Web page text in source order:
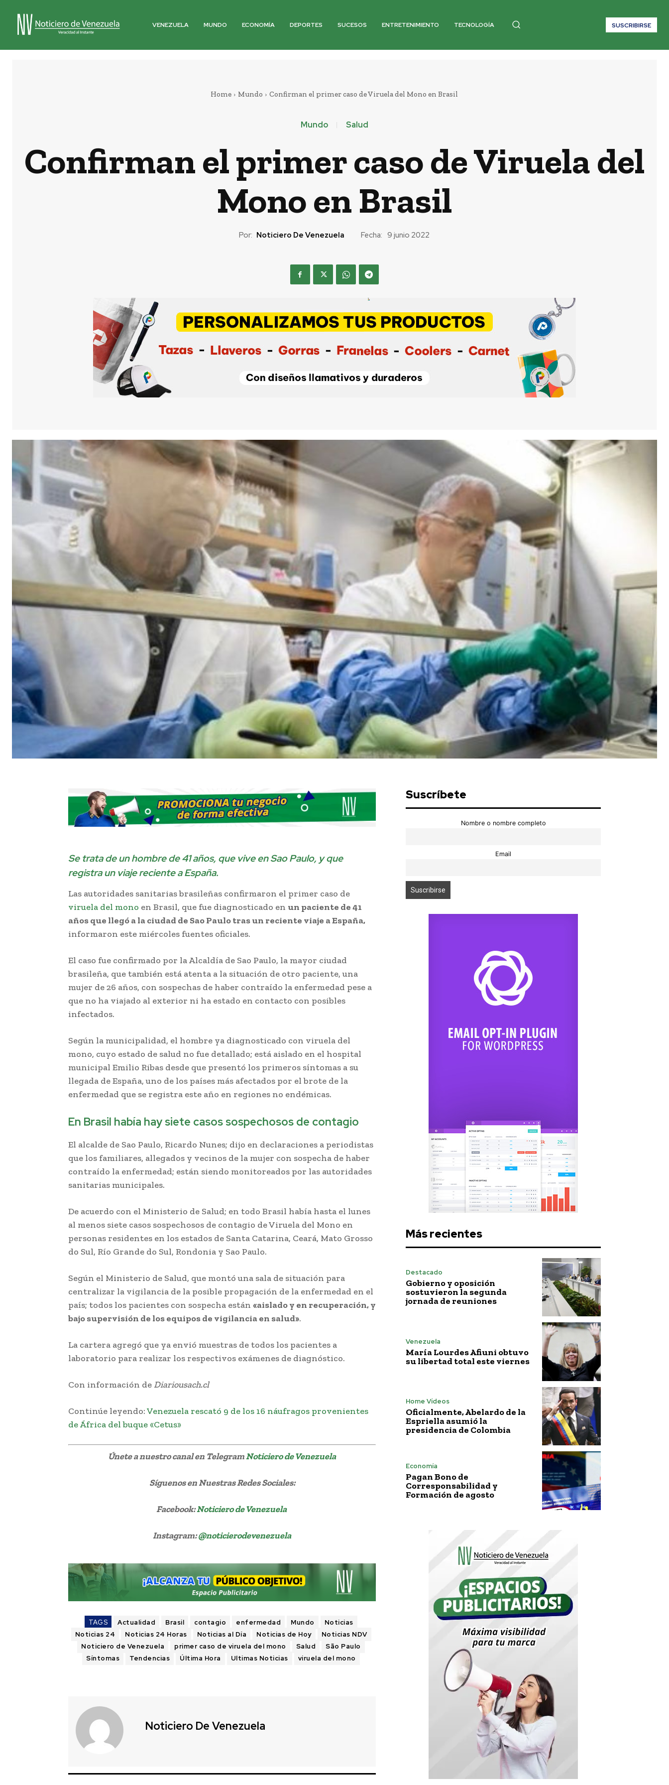
VENEZUELA MUNDO ECONOMÍA DEPORTES SUCESOS ENTRETENIMIENTO TECNOLOGÍA SUSCRIBIRSE
Home Mundo Confirman el primer caso de Viruela del Mono en Brasil
Mundo Salud
Confirman el primer caso de Viruela del
Mono en Brasil
Por: Noticiero De Venezuela Fecha: 9 junio 2022
Se trata de un hombre de 41 años, que vive en Sao Paulo, y que
registra un viaje reciente a España.
Las autoridades sanitarias brasileñas confirmaron el primer caso de
viruela del mono en Brasil, que fue diagnosticado en un paciente de 41
años que llegó a la ciudad de Sao Paulo tras un reciente viaje a España,
informaron este miércoles fuentes oficiales.
El caso fue confirmado por la Alcaldía de Sao Paulo, la mayor ciudad
brasileña, que también está atenta a la situación de otro paciente, una
mujer de 26 años, con sospechas de haber contraído la enfermedad pese a
que no ha viajado al exterior ni ha estado en contacto con posibles
infectados.
Según la municipalidad, el hombre ya diagnosticado con viruela del
mono, cuyo estado de salud no fue detallado; está aislado en el hospital
municipal Emilio Ribas desde que presentó los primeros síntomas a su
llegada de España, uno de los países más afectados por el brote de la
enfermedad que se registra este año en regiones no endémicas.
En Brasil había hay siete casos sospechosos de contagio
El alcalde de Sao Paulo, Ricardo Nunes; dijo en declaraciones a periodistas
que los familiares, allegados y vecinos de la mujer con sospecha de haber
contraído la enfermedad; están siendo monitoreados por las autoridades
sanitarias municipales.
De acuerdo con el Ministerio de Salud; en todo Brasil había hasta el lunes
al menos siete casos sospechosos de contagio de Viruela del Mono en
personas residentes en los estados de Santa Catarina, Ceará, Mato Grosso
do Sul, Río Grande do Sul, Rondonia y Sao Paulo.
Según el Ministerio de Salud, que montó una sala de situación para
centralizar la vigilancia de la posible propagación de la enfermedad en el
país; todos los pacientes con sospecha están «aislado y en recuperación, y
bajo supervisión de los equipos de vigilancia en salud».
La cartera agregó que ya envió muestras de todos los pacientes a
laboratorio para realizar los respectivos exámenes de diagnóstico.
Con información de Diariousach.cl
Continúe leyendo:Venezuela rescató 9 de los 16 náufragos provenientes
de África del buque «Cetus»
Únete a nuestro canal en TelegramNoticiero de Venezuela
Síguenosen Nuestras Redes Sociales:
Facebook:Noticiero de Venezuela
Instagram:@noticierodevenezuela
TAGS Actualidad Brasil contagio enfermedad Mundo
Noticias
Noticias 24
Noticias 24 Horas Noticias al Día Noticias de Hoy
Noticias NDV
Noticiero de Venezuela
primer caso de viruela del mono Salud
São Paulo
Síntomas
Tendencias Última Hora Ultimas Noticias viruela del mono
Noticiero De Venezuela
Suscríbete
Nombre o nombre completo
Email
Más recientes
Destacado
Gobierno y oposición
sostuvieron la segunda
jornada de reuniones
Venezuela
María Lourdes Afiuni obtuvo
su libertad total este viernes
Home Vídeos
Oficialmente, Abelardo de la
Espriella asumió la
presidencia de Colombia
Economía
Pagan Bono de
Corresponsabilidad y
Formación de agosto